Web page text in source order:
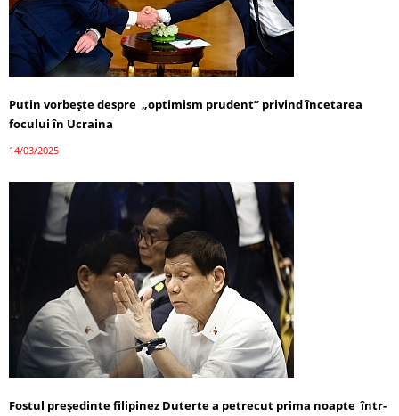
Putin vorbește despre „optimism prudent” privind încetarea
focului în Ucraina
14/03/2025
Fostul președinte filipinez Duterte a petrecut prima noapte într-